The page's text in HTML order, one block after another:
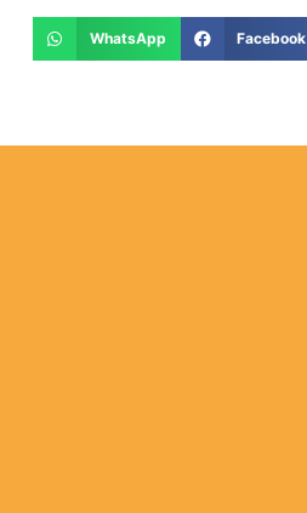
WhatsApp Facebook